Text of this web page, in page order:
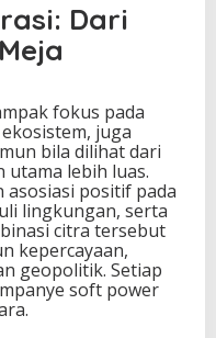
Dari
fokus pada
juga
bila dilihat dari
utama lebih luas.
asosiasi positif pada
lingkungan, serta
citra tersebut
kepercayaan,
geopolitik. Setiap
soft power